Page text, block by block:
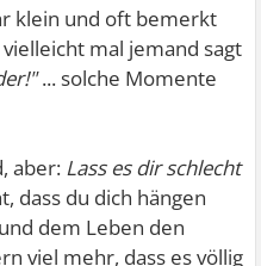
klein und oft bemerkt
mal jemand sagt
... solche Momente
aber: Lass es dir schlecht
dass du dich hängen
dem Leben den
viel mehr, dass es völlig